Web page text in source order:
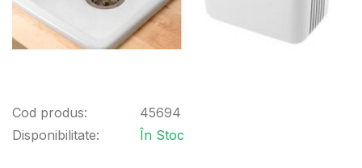
Cod produs:
Disponibilitate:
45694
În Stoc